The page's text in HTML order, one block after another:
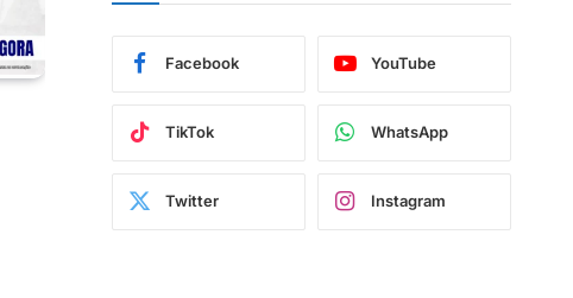
Facebook YouTube
TikTok WhatsApp
Twitter Instagram